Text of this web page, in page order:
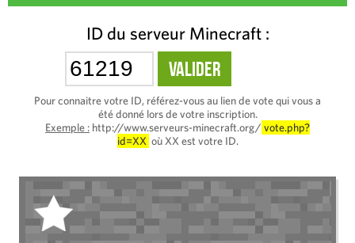
ID du serveur Minecraft :
Pour connaitre votre ID, référez-vous au lien de vote qui vous a
été donné lors de votre inscription.
Exemple : http://www.serveurs-minecraft.org/ vote.php?
id=XX où XX est votre ID.